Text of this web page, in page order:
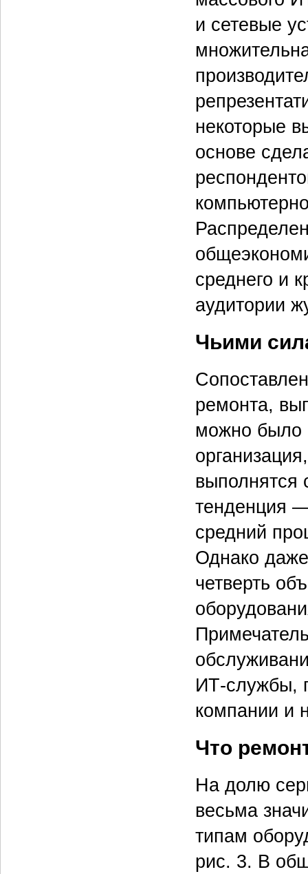
и сетевые
некоторые
основе
среднего и
аудитории
Чьими
ремонта,
можно было
выполнятся
тенденция
средний
Однако
четверть
ИТ-службы,
компании и
Что
На долю
весьма
типам
рис. 3. В